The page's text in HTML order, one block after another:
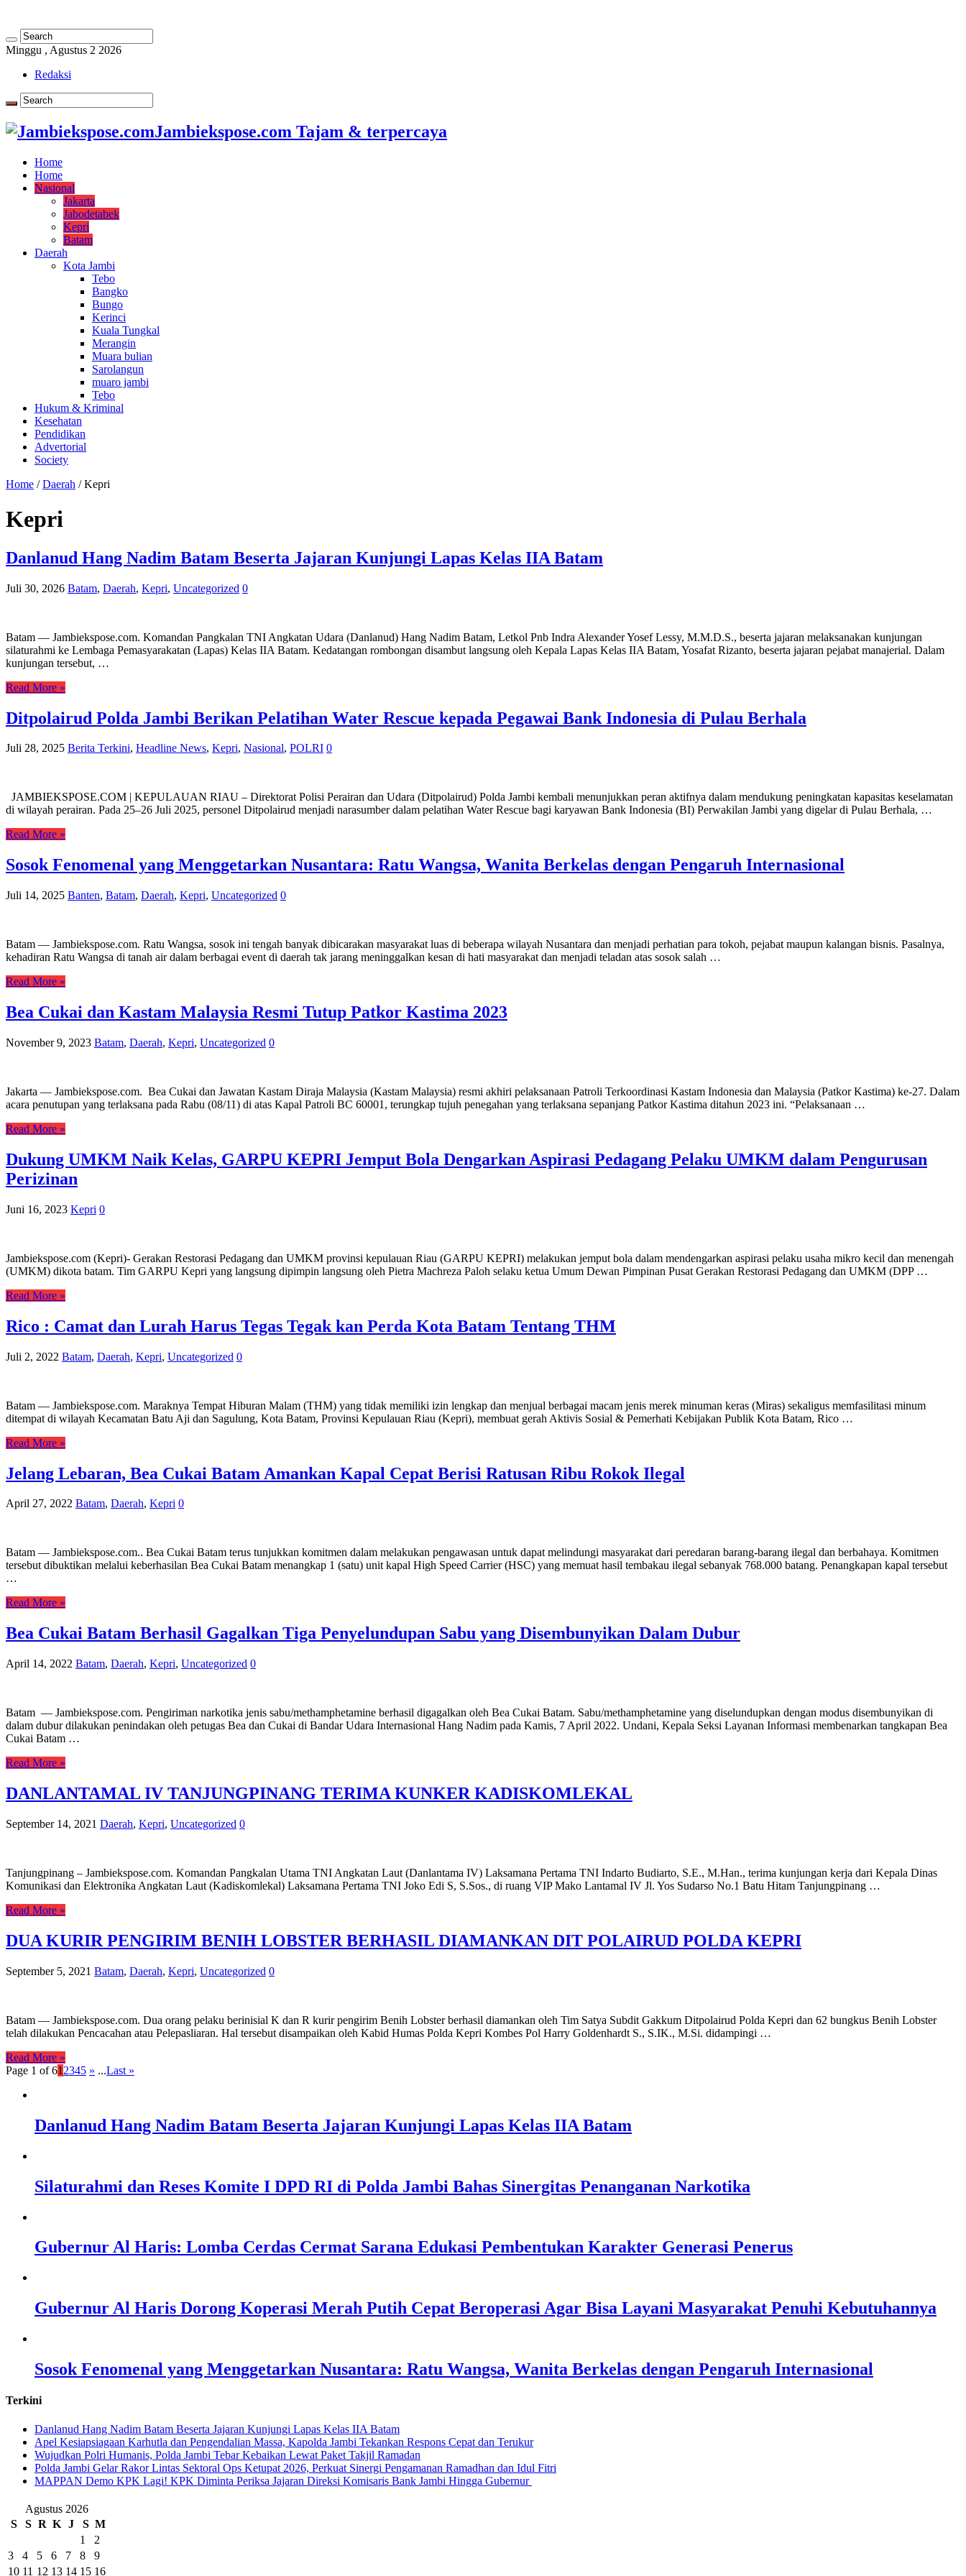
Minggu , Agustus 2 2026
Redaksi
Jambiekspose.com Tajam & terpercaya
Home
Home
Nasional
Jakarta
Jabodetabek
Kepri
Batam
Daerah
Kota Jambi
Tebo
Bangko
Bungo
Kerinci
Kuala Tungkal
Merangin
Muara bulian
Sarolangun
muaro jambi
Tebo
Hukum & Kriminal
Kesehatan
Pendidikan
Advertorial
Society
Home / Daerah / Kepri
Kepri
Danlanud Hang Nadim Batam Beserta Jajaran Kunjungi Lapas Kelas IIA Batam
Juli 30, 2026 Batam, Daerah, Kepri, Uncategorized 0
Batam — Jambiekspose.com. Komandan Pangkalan TNI Angkatan Udara (Danlanud) Hang Nadim Batam, Letkol Pnb Indra Alexander Yosef Lessy, M.M.D.S., beserta jajaran melaksanakan kunjungan
silaturahmi ke Lembaga Pemasyarakatan (Lapas) Kelas IIA Batam. Kedatangan rombongan disambut langsung oleh Kepala Lapas Kelas IIA Batam, Yosafat Rizanto, beserta jajaran pejabat manajerial. Dalam
kunjungan tersebut, …
Read More »
Ditpolairud Polda Jambi Berikan Pelatihan Water Rescue kepada Pegawai Bank Indonesia di Pulau Berhala
Juli 28, 2025 Berita Terkini, Headline News, Kepri, Nasional, POLRI 0
JAMBIEKSPOSE.COM | KEPULAUAN RIAU – Direktorat Polisi Perairan dan Udara (Ditpolairud) Polda Jambi kembali menunjukkan peran aktifnya dalam mendukung peningkatan kapasitas keselamatan
di wilayah perairan. Pada 25–26 Juli 2025, personel Ditpolairud menjadi narasumber dalam pelatihan Water Rescue bagi karyawan Bank Indonesia (BI) Perwakilan Jambi yang digelar di Pulau Berhala, …
Read More »
Sosok Fenomenal yang Menggetarkan Nusantara: Ratu Wangsa, Wanita Berkelas dengan Pengaruh Internasional
Juli 14, 2025 Banten, Batam, Daerah, Kepri, Uncategorized 0
Batam — Jambiekspose.com. Ratu Wangsa, sosok ini tengah banyak dibicarakan masyarakat luas di beberapa wilayah Nusantara dan menjadi perhatian para tokoh, pejabat maupun kalangan bisnis. Pasalnya,
kehadiran Ratu Wangsa di tanah air dalam berbagai event di daerah tak jarang meninggalkan kesan di hati masyarakat dan menjadi teladan atas sosok salah …
Read More »
Bea Cukai dan Kastam Malaysia Resmi Tutup Patkor Kastima 2023
November 9, 2023 Batam, Daerah, Kepri, Uncategorized 0
Jakarta — Jambiekspose.com. Bea Cukai dan Jawatan Kastam Diraja Malaysia (Kastam Malaysia) resmi akhiri pelaksanaan Patroli Terkoordinasi Kastam Indonesia dan Malaysia (Patkor Kastima) ke-27. Dalam
acara penutupan yang terlaksana pada Rabu (08/11) di atas Kapal Patroli BC 60001, terungkap tujuh penegahan yang terlaksana sepanjang Patkor Kastima ditahun 2023 ini. “Pelaksanaan …
Read More »
Dukung UMKM Naik Kelas, GARPU KEPRI Jemput Bola Dengarkan Aspirasi Pedagang Pelaku UMKM dalam Pengurusan
Perizinan
Juni 16, 2023 Kepri 0
Jambiekspose.com (Kepri)- Gerakan Restorasi Pedagang dan UMKM provinsi kepulauan Riau (GARPU KEPRI) melakukan jemput bola dalam mendengarkan aspirasi pelaku usaha mikro kecil dan menengah
(UMKM) dikota batam. Tim GARPU Kepri yang langsung dipimpin langsung oleh Pietra Machreza Paloh selaku ketua Umum Dewan Pimpinan Pusat Gerakan Restorasi Pedagang dan UMKM (DPP …
Read More »
Rico : Camat dan Lurah Harus Tegas Tegak kan Perda Kota Batam Tentang THM
Juli 2, 2022 Batam, Daerah, Kepri, Uncategorized 0
Batam — Jambiekspose.com. Maraknya Tempat Hiburan Malam (THM) yang tidak memiliki izin lengkap dan menjual berbagai macam jenis merek minuman keras (Miras) sekaligus memfasilitasi minum
ditempat di wilayah Kecamatan Batu Aji dan Sagulung, Kota Batam, Provinsi Kepulauan Riau (Kepri), membuat gerah Aktivis Sosial & Pemerhati Kebijakan Publik Kota Batam, Rico …
Read More »
Jelang Lebaran, Bea Cukai Batam Amankan Kapal Cepat Berisi Ratusan Ribu Rokok Ilegal
April 27, 2022 Batam, Daerah, Kepri 0
Batam — Jambiekspose.com.. Bea Cukai Batam terus tunjukkan komitmen dalam melakukan pengawasan untuk dapat melindungi masyarakat dari peredaran barang-barang ilegal dan berbahaya. Komitmen
tersebut dibuktikan melalui keberhasilan Bea Cukai Batam menangkap 1 (satu) unit kapal High Speed Carrier (HSC) yang memuat hasil tembakau ilegal sebanyak 768.000 batang. Penangkapan kapal tersebut
…
Read More »
Bea Cukai Batam Berhasil Gagalkan Tiga Penyelundupan Sabu yang Disembunyikan Dalam Dubur
April 14, 2022 Batam, Daerah, Kepri, Uncategorized 0
Batam — Jambiekspose.com. Pengiriman narkotika jenis sabu/methamphetamine berhasil digagalkan oleh Bea Cukai Batam. Sabu/methamphetamine yang diselundupkan dengan modus disembunyikan di
dalam dubur dilakukan penindakan oleh petugas Bea dan Cukai di Bandar Udara Internasional Hang Nadim pada Kamis, 7 April 2022. Undani, Kepala Seksi Layanan Informasi membenarkan tangkapan Bea
Cukai Batam …
Read More »
DANLANTAMAL IV TANJUNGPINANG TERIMA KUNKER KADISKOMLEKAL
September 14, 2021 Daerah, Kepri, Uncategorized 0
Tanjungpinang – Jambiekspose.com. Komandan Pangkalan Utama TNI Angkatan Laut (Danlantama IV) Laksamana Pertama TNI Indarto Budiarto, S.E., M.Han., terima kunjungan kerja dari Kepala Dinas
Komunikasi dan Elektronika Angkatan Laut (Kadiskomlekal) Laksamana Pertama TNI Joko Edi S, S.Sos., di ruang VIP Mako Lantamal IV Jl. Yos Sudarso No.1 Batu Hitam Tanjungpinang …
Read More »
DUA KURIR PENGIRIM BENIH LOBSTER BERHASIL DIAMANKAN DIT POLAIRUD POLDA KEPRI
September 5, 2021 Batam, Daerah, Kepri, Uncategorized 0
Batam — Jambiekspose.com. Dua orang pelaku berinisial K dan R kurir pengirim Benih Lobster berhasil diamankan oleh Tim Satya Subdit Gakkum Ditpolairud Polda Kepri dan 62 bungkus Benih Lobster
telah dilakukan Pencacahan atau Pelepasliaran. Hal tersebut disampaikan oleh Kabid Humas Polda Kepri Kombes Pol Harry Goldenhardt S., S.IK., M.Si. didampingi …
Read More »
Page 1 of 61 2345 » ...Last »
Danlanud Hang Nadim Batam Beserta Jajaran Kunjungi Lapas Kelas IIA Batam
Silaturahmi dan Reses Komite I DPD RI di Polda Jambi Bahas Sinergitas Penanganan Narkotika
Gubernur Al Haris: Lomba Cerdas Cermat Sarana Edukasi Pembentukan Karakter Generasi Penerus
Gubernur Al Haris Dorong Koperasi Merah Putih Cepat Beroperasi Agar Bisa Layani Masyarakat Penuhi Kebutuhannya
Sosok Fenomenal yang Menggetarkan Nusantara: Ratu Wangsa, Wanita Berkelas dengan Pengaruh Internasional
Terkini
Danlanud Hang Nadim Batam Beserta Jajaran Kunjungi Lapas Kelas IIA Batam
Apel Kesiapsiagaan Karhutla dan Pengendalian Massa, Kapolda Jambi Tekankan Respons Cepat dan Terukur
Wujudkan Polri Humanis, Polda Jambi Tebar Kebaikan Lewat Paket Takjil Ramadan
Polda Jambi Gelar Rakor Lintas Sektoral Ops Ketupat 2026, Perkuat Sinergi Pengamanan Ramadhan dan Idul Fitri
‎MAPPAN Demo KPK Lagi! KPK Diminta Periksa Jajaran Direksi Komisaris Bank Jambi Hingga Gubernur ‎
Agustus 2026
S
S R K J S M
1
2
3
4 5 6 7 8
9
10 11 12 13 14 15 16